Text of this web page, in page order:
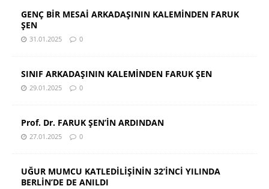
GENÇ BİR MESAİ ARKADAŞININ KALEMİNDEN FARUK
ŞEN
31.01.2025 0
SINIF ARKADAŞININ KALEMİNDEN FARUK ŞEN
29.01.2025 0
Prof. Dr. FARUK ŞEN’İN ARDINDAN
27.01.2025 0
UĞUR MUMCU KATLEDİLİŞİNİN 32’İNCİ YILINDA
BERLİN’DE DE ANILDI